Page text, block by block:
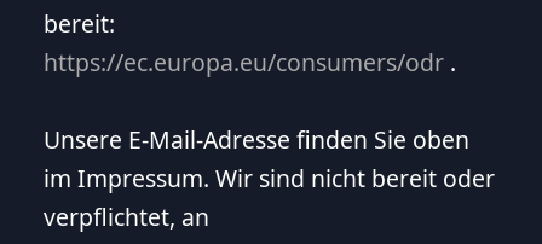
bereit:
https://ec.europa.eu/consumers/odr .
Unsere E-Mail-Adresse finden Sie oben
im Impressum. Wir sind nicht bereit oder
verpflichtet, an